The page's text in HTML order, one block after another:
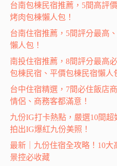
台南包棟民宿推薦，5間高評
烤肉包棟懶人包！
台南住宿推薦，5間評分最高
懶人包！
南投住宿推薦，8間評分最高
包棟民宿、平價包棟民宿懶人
台中住宿精選，7間必住飯店
情侶、商務客都滿意！
九份IG打卡熱點，嚴選10間
拍出IG爆紅九份美照！
最新｜九份住宿全攻略！10大
景控必收藏